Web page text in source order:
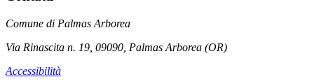
Comune di Palmas Arborea
Via Rinascita n. 19, 09090, Palmas Arborea (OR)
Accessibilità